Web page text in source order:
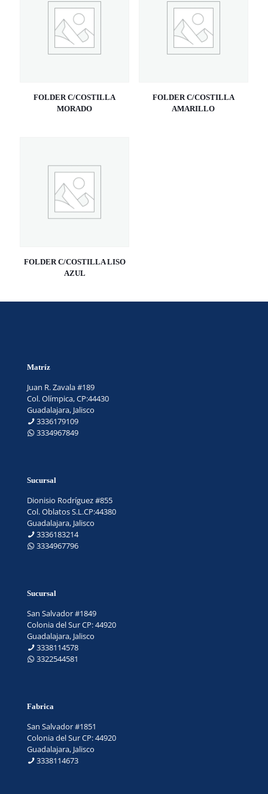
FOLDER C/COSTILLA
MORADO
FOLDER C/COSTILLA
AMARILLO
FOLDER C/COSTILLA LISO
AZUL
Matríz
Juan R. Zavala #189
Col. Olímpica, CP:44430
Guadalajara, Jalisco
3336179109
3334967849
Sucursal
Dionisio Rodríguez #855
Col. Oblatos S.L.CP:44380
Guadalajara, Jalisco
3336183214
3334967796
Sucursal
San Salvador #1849
Colonia del Sur CP: 44920
Guadalajara, Jalisco
3338114578
3322544581
Fabrica
San Salvador #1851
Colonia del Sur CP: 44920
Guadalajara, Jalisco
3338114673